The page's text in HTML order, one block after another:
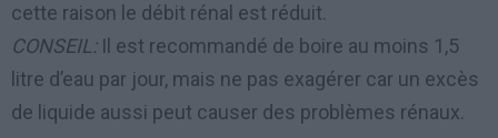
cette raison le débit rénal est réduit.
CONSEIL: Il est recommandé de boire au moins 1,5
litre d’eau par jour, mais ne pas exagérer car un excès
de liquide aussi peut causer des problèmes rénaux.